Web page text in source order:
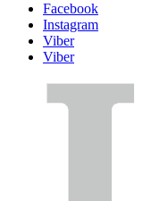
Facebook
Instagram
Viber
Viber